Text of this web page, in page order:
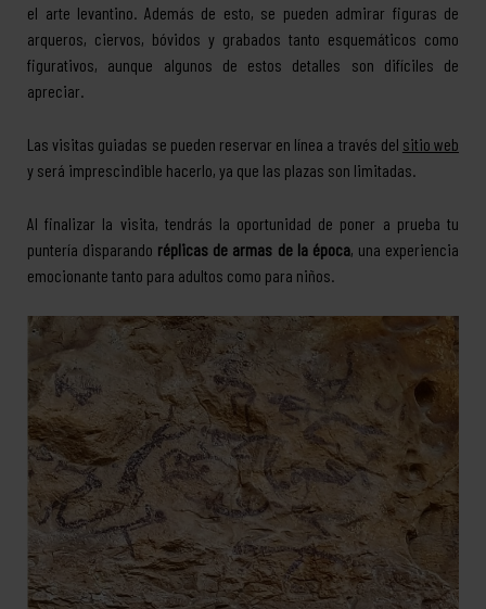
el arte levantino. Además de esto, se pueden admirar figuras de
arqueros, ciervos, bóvidos y grabados tanto esquemáticos como
figurativos, aunque algunos de estos detalles son difíciles de
apreciar.
Las visitas guiadas se pueden reservar en línea a través del sitio web
y será imprescindible hacerlo, ya que las plazas son limitadas.
Al finalizar la visita, tendrás la oportunidad de poner a prueba tu
puntería disparando réplicas de armas de la época, una experiencia
emocionante tanto para adultos como para niños.